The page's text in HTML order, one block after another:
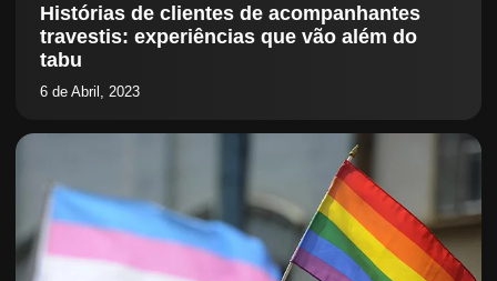
Histórias de clientes de acompanhantes
travestis: experiências que vão além do
tabu
6 de Abril, 2023